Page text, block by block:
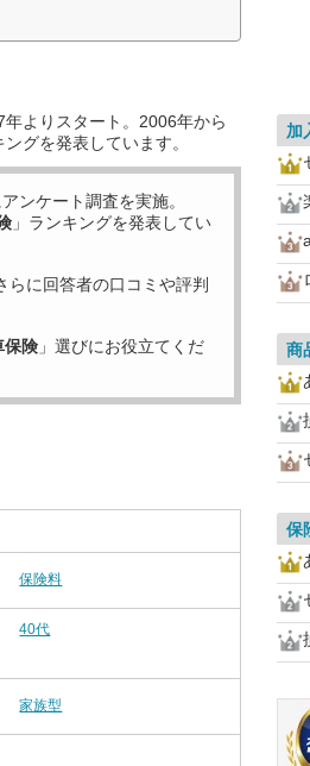
よりスタート。2006年から
グを発表しています。
アンケート調査を実施。
」ランキングを発表してい
らに回答者の口コミや評判
保険 」選びにお役立てくだ
保険料
40代
家族型
加
商
保